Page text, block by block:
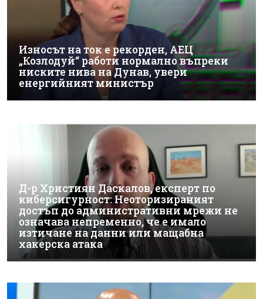
Износът на ток е рекорден, АЕЦ
„Козлодуй“ работи нормално въпреки
ниските нива на Дунав, увери
енергийният министър
Д-р Християн Даскалов, експерт по
киберсигурност: Неоторизираният
достъп до административни мрежи не
означава непременно, че е имало
изтичане на данни или мащабна
хакерска атака